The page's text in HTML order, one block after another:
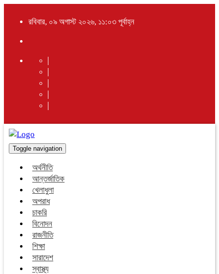
রবিবার, ০৯ অগাস্ট ২০২৬, ১১:০৩ পূর্বাহ্ন
Toggle navigation
অর্থনীতি
আন্তর্জাতিক
খেলাধুলা
অপরাধ
চাকরি
বিনোদন
রাজনীতি
শিক্ষা
সারাদেশ
স্বাস্থ্য